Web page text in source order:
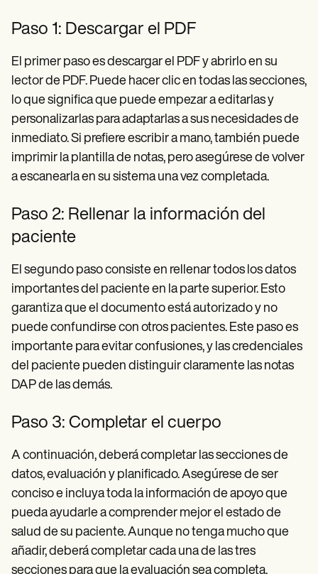
Paso 1: Descargar el PDF
El primer paso es descargar el PDF y abrirlo en su
lector de PDF. Puede hacer clic en todas las secciones,
lo que significa que puede empezar a editarlas y
personalizarlas para adaptarlas a sus necesidades de
inmediato. Si prefiere escribir a mano, también puede
imprimir la plantilla de notas, pero asegúrese de volver
a escanearla en su sistema una vez completada.
Paso 2: Rellenar la información del
paciente
El segundo paso consiste en rellenar todos los datos
importantes del paciente en la parte superior. Esto
garantiza que el documento está autorizado y no
puede confundirse con otros pacientes. Este paso es
importante para evitar confusiones, y las credenciales
del paciente pueden distinguir claramente las notas
DAP de las demás.
Paso 3: Completar el cuerpo
A continuación, deberá completar las secciones de
datos, evaluación y planificado. Asegúrese de ser
conciso e incluya toda la información de apoyo que
pueda ayudarle a comprender mejor el estado de
salud de su paciente. Aunque no tenga mucho que
añadir, deberá completar cada una de las tres
secciones para que la evaluación sea completa.